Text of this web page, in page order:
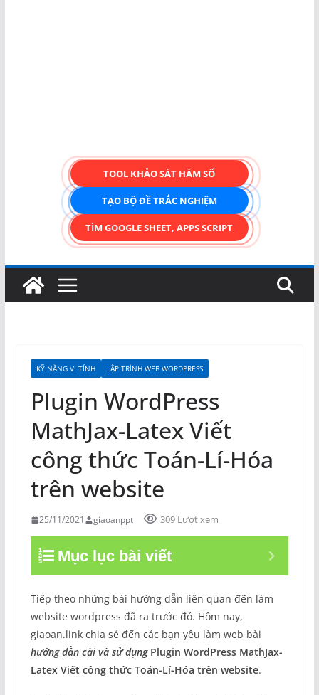
TOOL KHẢO SÁT HÀM SỐ
TẠO BỘ ĐỀ TRẮC NGHIỆM
TÌM GOOGLE SHEET, APPS SCRIPT
KỸ NĂNG VI TÍNH LẬP TRÌNH WEB WORDPRESS
Plugin WordPress
MathJax-Latex Viết
công thức Toán-Lí-Hóa
trên website
25/11/2021 giaoanppt 309 Lượt xem
Mục lục bài viết
Tiếp theo những bài hướng dẫn liên quan đến làm
website wordpress đã ra trước đó. Hôm nay,
giaoan.link chia sẻ đến các bạn yêu làm web bài
hướng dẫn cài và sử dụngPlugin WordPress MathJax-
Latex Viết công thức Toán-Lí-Hóa trên website.